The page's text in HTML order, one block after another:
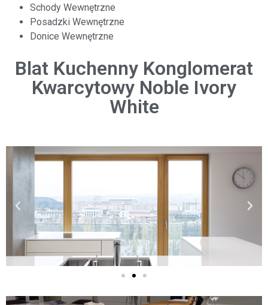
Schody Wewnętrzne
Posadzki Wewnętrzne
Donice Wewnętrzne
Blat Kuchenny Konglomerat
Kwarcytowy Noble Ivory
White